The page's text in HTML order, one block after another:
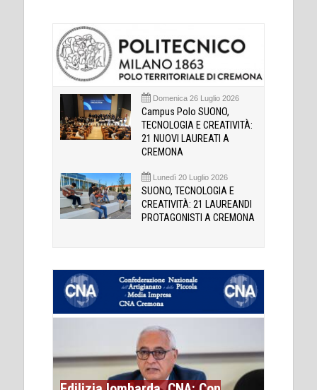
Domenica 26 Luglio 2026
Campus Polo SUONO,
TECNOLOGIA E CREATIVITÀ:
21 NUOVI LAUREATI A
CREMONA
Lunedì 20 Luglio 2026
SUONO, TECNOLOGIA E
CREATIVITÀ: 21 LAUREANDI
PROTAGONISTI A CREMONA